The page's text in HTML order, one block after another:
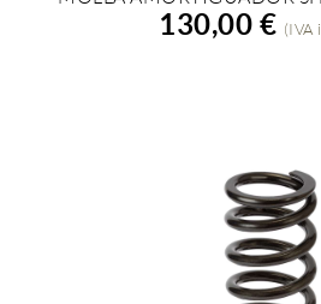
AÑADIR A LA
130,00 € (IVA